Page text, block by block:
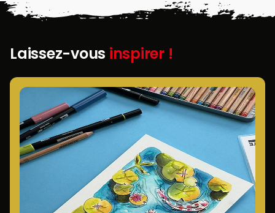
Laissez-vous inspirer !